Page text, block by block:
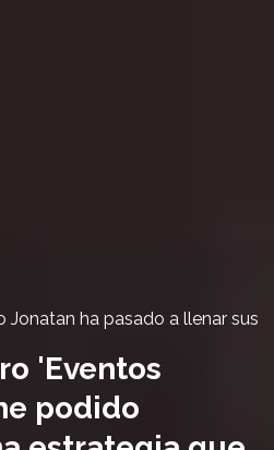
Jonatan ha pasado a llenar sus
'Eventos
podido